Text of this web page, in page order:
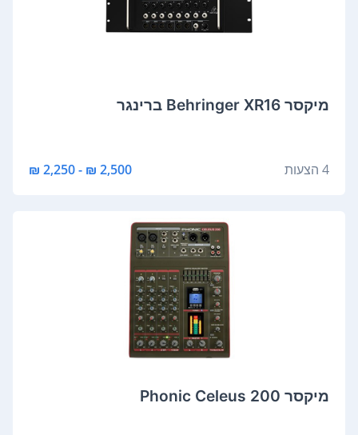
‏מיקסר Behringer XR16 ברינגר
4 הצעות 2,500 ₪ - 2,250 ₪
‏מיקסר Phonic Celeus 200